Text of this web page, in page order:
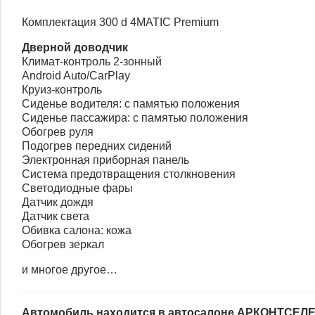
Комплектация 300 d 4MATIC Premium
Дверной доводчик
Климат-контроль 2-зонный
Android Auto/CarPlay
Круиз-контроль
Сиденье водителя: с памятью положения
Сиденье пассажира: с памятью положения
Обогрев руля
Подогрев передних сидений
Электронная приборная панель
Система предотвращения столкновения
Светодиодные фары
Датчик дождя
Датчик света
Обивка салона: кожа
Обогрев зеркал
и многое другое…
Автомобиль находится в автосалоне